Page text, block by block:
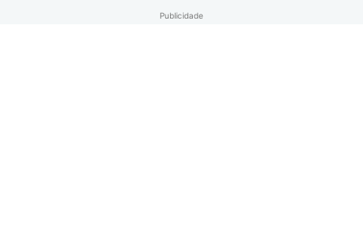
Publicidade